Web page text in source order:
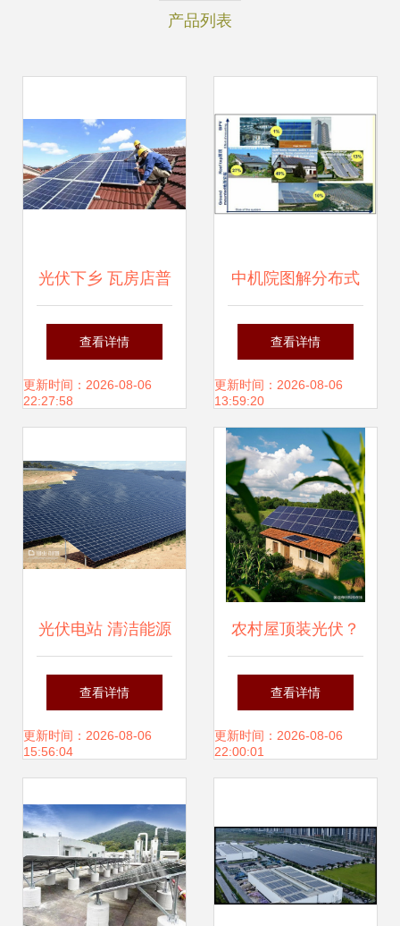
产品列表
光伏下乡 瓦房店普
兰店农村屋顶的能
源新生与致富新路
查看详情
更新时间：2026-08-06
22:27:58
中机院图解分布式
光伏产业发展情况
查看详情
更新时间：2026-08-06
13:59:20
光伏电站 清洁能源
的未来引擎与当前
挑战
查看详情
更新时间：2026-08-06
15:56:04
农村屋顶装光伏？
这事儿得掰开揉碎
了说！
查看详情
更新时间：2026-08-06
22:00:01